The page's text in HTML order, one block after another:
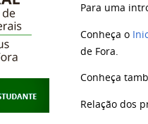
Para uma
Conheça o
de Fora.
Conheça
Relação dos